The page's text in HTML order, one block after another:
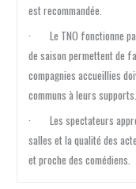
est recommandée.
· Le TNO fonctionne par
de saison permettent de
compagnies accueillies
communs à leurs supports.
· Les spectateurs
salles et la qualité des
et proche des comédiens.